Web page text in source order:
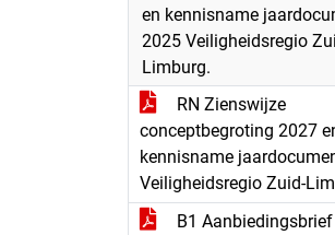
en kennisname
2025 Veiligheidsregio
Limburg.
RN Zienswijze
conceptbegroting 2027
kennisname
Veiligheidsregio Zuid-
B1 Aanbiedingsbrief